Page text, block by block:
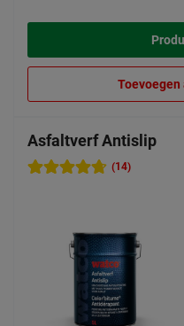
Asfaltverf Antislip
(14)